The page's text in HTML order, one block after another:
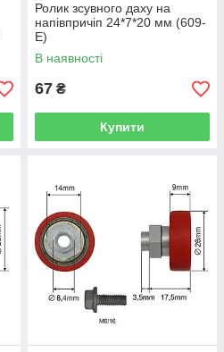
Ролик зсувного даху на
напівпричіп 24*7*20 мм (609-
E)
В наявності
67 ₴
Купити